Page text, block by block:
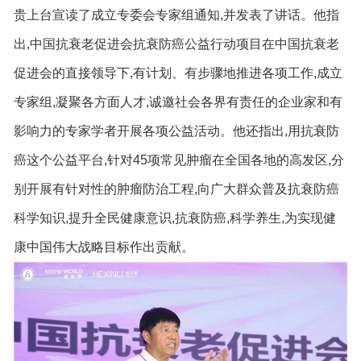
贵上台宣读了成立专委会专家组通知,并发表了讲话。他指
出,中国抗衰老促进会抗衰防癌公益行动项目在中国抗衰老
促进会的直接领导下,有计划、有步骤地推进各项工作,成立
专家组,凝聚各方面人才,诚邀社会各界有责任的企业家和有
影响力的专家学者开展各项公益活动。他还指出,用抗衰防
癌这个公益平台,针对45项常见肿瘤在全国各地的高发区,分
别开展有针对性的肿瘤防治工程,向广大群众普及抗衰防癌
科学知识,提升全民健康意识,抗衰防癌,科学养生,为实现健
康中国伟大战略目标作出贡献。